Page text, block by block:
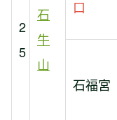
2
5
石
牛
山
口
石福宮